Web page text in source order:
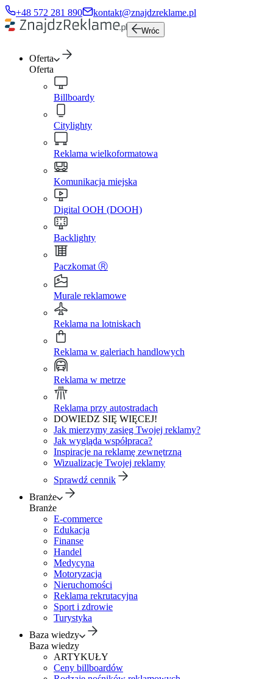
+48 572 281 890 kontakt@znajdzreklame.pl
Wróc
Oferta
Oferta
Billboardy
Citylighty
Reklama wielkoformatowa
Komunikacja miejska
Digital OOH (DOOH)
Backlighty
Paczkomat Ⓡ
Murale reklamowe
Reklama na lotniskach
Reklama w galeriach handlowych
Reklama w metrze
Reklama przy autostradach
DOWIEDZ SIĘ WIĘCEJ!
Jak mierzymy zasięg Twojej reklamy?
Jak wygląda współpraca?
Inspiracje na reklamę zewnętrzną
Wizualizacje Twojej reklamy
Sprawdź cennik
Branże
Branże
E-commerce
Edukacja
Finanse
Handel
Medycyna
Motoryzacja
Nieruchomości
Reklama rekrutacyjna
Sport i zdrowie
Turystyka
Baza wiedzy
Baza wiedzy
ARTYKUŁY
Ceny billboardów